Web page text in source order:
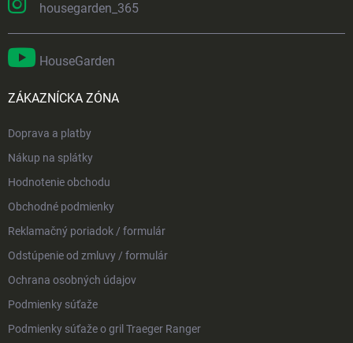
housegarden_365
HouseGarden
ZÁKAZNÍCKA ZÓNA
Doprava a platby
Nákup na splátky
Hodnotenie obchodu
Obchodné podmienky
Reklamačný poriadok / formulár
Odstúpenie od zmluvy / formulár
Ochrana osobných údajov
Podmienky súťaže
Podmienky súťaže o gril Traeger Ranger